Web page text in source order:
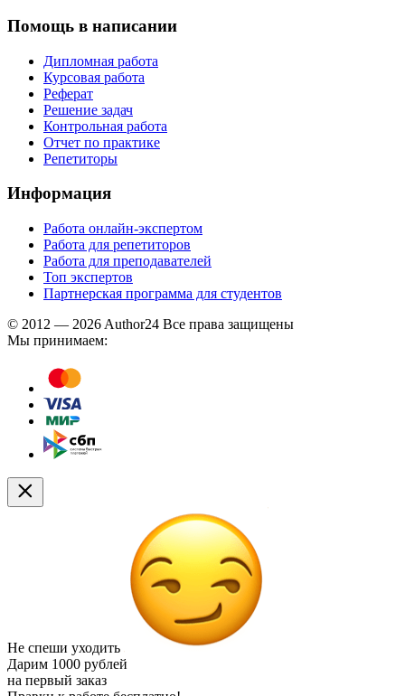
Помощь в написании
Дипломная работа
Курсовая работа
Реферат
Решение задач
Контрольная работа
Отчет по практике
Репетиторы
Информация
Работа онлайн-экспертом
Работа для репетиторов
Работа для преподавателей
Топ экспертов
Партнерская программа для студентов
© 2012 — 2026 Author24 Все права защищены
Мы принимаем:
Не спеши уходить
Дарим 1000 рублей
на первый заказ